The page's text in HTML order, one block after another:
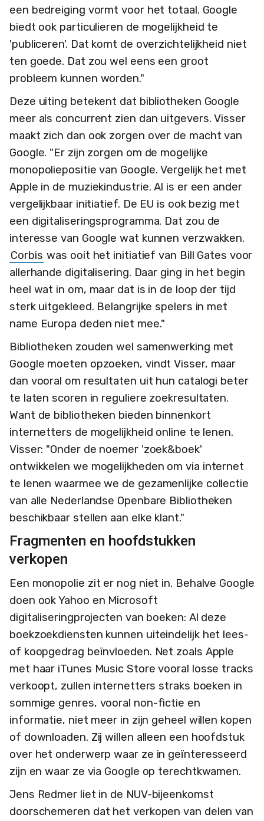
een bedreiging vormt voor het totaal. Google
biedt ook particulieren de mogelijkheid te
'publiceren'. Dat komt de overzichtelijkheid niet
ten goede. Dat zou wel eens een groot
probleem kunnen worden."
Deze uiting betekent dat bibliotheken Google
meer als concurrent zien dan uitgevers. Visser
maakt zich dan ook zorgen over de macht van
Google. "Er zijn zorgen om de mogelijke
monopoliepositie van Google. Vergelijk het met
Apple in de muziekindustrie. Al is er een ander
vergelijkbaar initiatief. De EU is ook bezig met
een digitaliseringsprogramma. Dat zou de
interesse van Google wat kunnen verzwakken.
Corbis was ooit het initiatief van Bill Gates voor
allerhande digitalisering. Daar ging in het begin
heel wat in om, maar dat is in de loop der tijd
sterk uitgekleed. Belangrijke spelers in met
name Europa deden niet mee."
Bibliotheken zouden wel samenwerking met
Google moeten opzoeken, vindt Visser, maar
dan vooral om resultaten uit hun catalogi beter
te laten scoren in reguliere zoekresultaten.
Want de bibliotheken bieden binnenkort
internetters de mogelijkheid online te lenen.
Visser: "Onder de noemer 'zoek&boek'
ontwikkelen we mogelijkheden om via internet
te lenen waarmee we de gezamenlijke collectie
van alle Nederlandse Openbare Bibliotheken
beschikbaar stellen aan elke klant."
Fragmenten en hoofdstukken
verkopen
Een monopolie zit er nog niet in. Behalve Google
doen ook Yahoo en Microsoft
digitaliseringprojecten van boeken: Al deze
boekzoekdiensten kunnen uiteindelijk het lees-
of koopgedrag beïnvloeden. Net zoals Apple
met haar iTunes Music Store vooral losse tracks
verkoopt, zullen internetters straks boeken in
sommige genres, vooral non-fictie en
informatie, niet meer in zijn geheel willen kopen
of downloaden. Zij willen alleen een hoofdstuk
over het onderwerp waar ze in geïnteresseerd
zijn en waar ze via Google op terechtkwamen.
Jens Redmer liet in de NUV-bijeenkomst
doorschemeren dat het verkopen van delen van